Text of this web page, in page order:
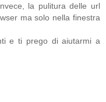
la pulitura delle url
ma solo nella finestra
e ti prego di aiutarmi a